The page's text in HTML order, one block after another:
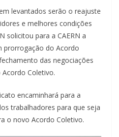
levantados serão o reajuste
e melhores condições
solicitou para a CAERN a
prorrogação do Acordo
das negociações
Coletivo.
encaminhará para a
trabalhadores para que seja
o novo Acordo Coletivo.